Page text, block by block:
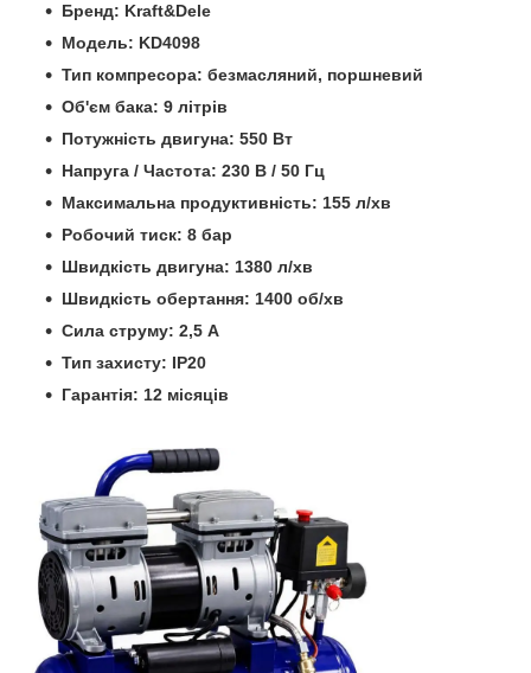
Бренд: Kraft&Dele
Модель: KD4098
Тип компресора: безмасляний, поршневий
Об'єм бака: 9 літрів
Потужність двигуна: 550 Вт
Напруга / Частота: 230 В / 50 Гц
Максимальна продуктивність: 155 л/хв
Робочий тиск: 8 бар
Швидкість двигуна: 1380 л/хв
Швидкість обертання: 1400 об/хв
Сила струму: 2,5 А
Тип захисту: IP20
Гарантія: 12 місяців